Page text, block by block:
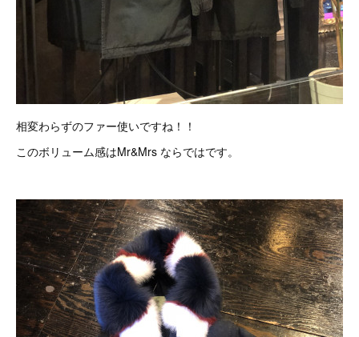
相変わらずのファー使いですね！！
このボリューム感はMr&Mrs ならではです。